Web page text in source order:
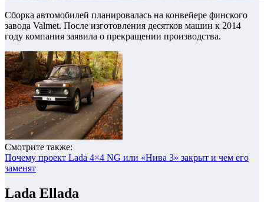
Сборка автомобилей планировалась на конвейере финского
завода Valmet. После изготовления десятков машин к 2014
году компания заявила о прекращении производства.
Смотрите также:
Почему проект Lada 4×4 NG или «Нива 3» закрыт и чем его
заменят
Lada Ellada